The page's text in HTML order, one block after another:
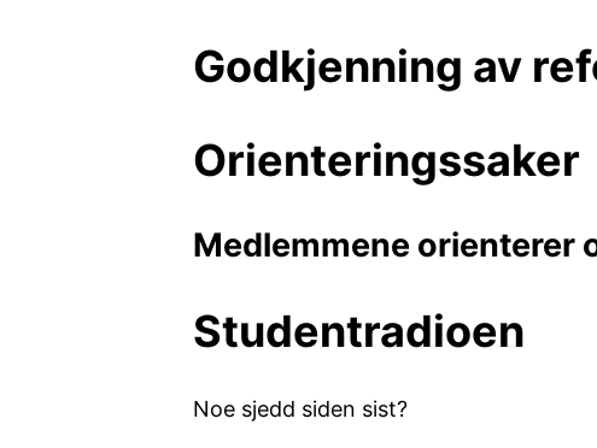
Godkjenning av
Orienteringssaker
Medlemmene orienterer
Studentradioen
Noe sjedd siden sist?